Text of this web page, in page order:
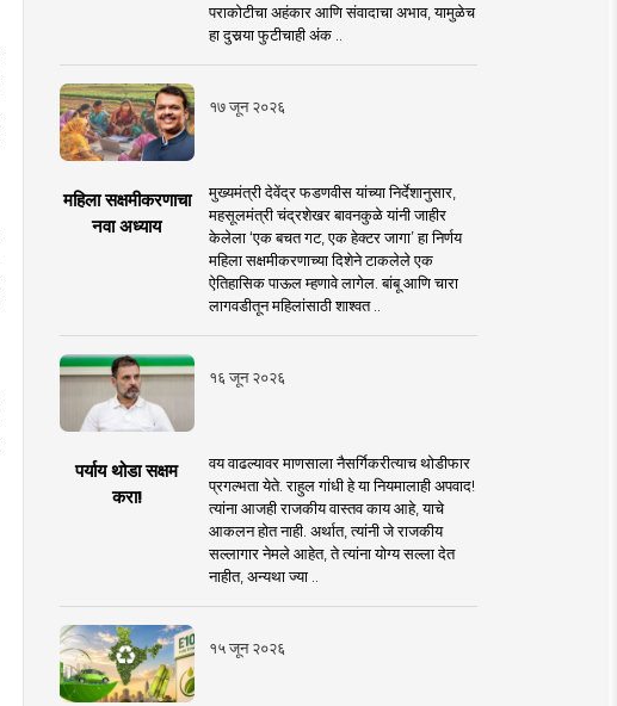
पराकोटीचा अहंकार आणि संवादाचा अभाव, यामुळेच
हा दुसर्‍या फुटीचाही अंक ..
१७ जून २०२६
महिला सक्षमीकरणाचा
नवा अध्याय
मुख्यमंत्री देवेंद्र फडणवीस यांच्या निर्देशानुसार,
महसूलमंत्री चंद्रशेखर बावनकुळे यांनी जाहीर
केलेला ‘एक बचत गट, एक हेक्टर जागा’ हा निर्णय
महिला सक्षमीकरणाच्या दिशेने टाकलेले एक
ऐतिहासिक पाऊल म्हणावे लागेल. बांबू आणि चारा
लागवडीतून महिलांसाठी शाश्वत ..
१६ जून २०२६
पर्याय थोडा सक्षम
करा!
वय वाढल्यावर माणसाला नैसर्गिकरीत्याच थोडीफार
प्रगल्भता येते. राहुल गांधी हे या नियमालाही अपवाद!
त्यांना आजही राजकीय वास्तव काय आहे, याचे
आकलन होत नाही. अर्थात, त्यांनी जे राजकीय
सल्लागार नेमले आहेत, ते त्यांना योग्य सल्ला देत
नाहीत, अन्यथा ज्या ..
१५ जून २०२६